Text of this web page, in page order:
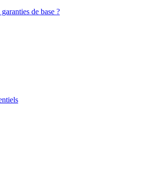
de base ?